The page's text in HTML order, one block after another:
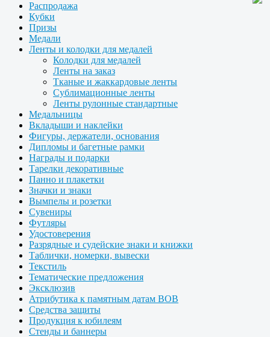
Распродажа
Кубки
Призы
Медали
Ленты и колодки для медалей
Колодки для медалей
Ленты на заказ
Тканые и жаккардовые ленты
Сублимационные ленты
Ленты рулонные стандартные
Медальницы
Вкладыши и наклейки
Фигуры, держатели, основания
Дипломы и багетные рамки
Награды и подарки
Тарелки декоративные
Панно и плакетки
Значки и знаки
Вымпелы и розетки
Сувениры
Футляры
Удостоверения
Разрядные и судейские знаки и книжки
Таблички, номерки, вывески
Текстиль
Тематические предложения
Эксклюзив
Атрибутика к памятным датам ВОВ
Средства защиты
Продукция к юбилеям
Стенды и баннеры